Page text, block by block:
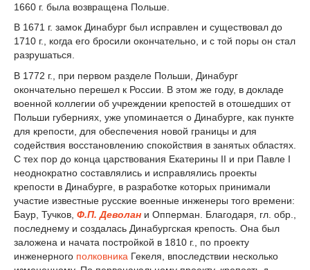
1660 г. была возвращена Польше.
В 1671 г. замок Динабург был исправлен и существовал до
1710 г., когда его бросили окончательно, и с той поры он стал
разрушаться.
В 1772 г., при первом разделе Польши, Динабург
окончательно перешел к России. В этом же году, в докладе
военной коллегии об учреждении крепостей в отошедших от
Польши губерниях, уже упоминается о Динабурге, как пункте
для крепости, для обеспечения новой границы и для
содействия восстановлению спокойствия в занятых областях.
С тех пор до конца царствования Екатерины II и при Павле I
неоднократно составлялись и исправлялись проекты
крепости в Динабурге, в разработке которых принимали
участие известные русские военные инженеры того времени:
Баур, Тучков, Ф.П. Деволан и Опперман. Благодаря, гл. обр.,
последнему и создалась Динабургская крепость. Она был
заложена и начата постройкой в 1810 г., по проекту
инженерного полковника Гекеля, впоследствии несколько